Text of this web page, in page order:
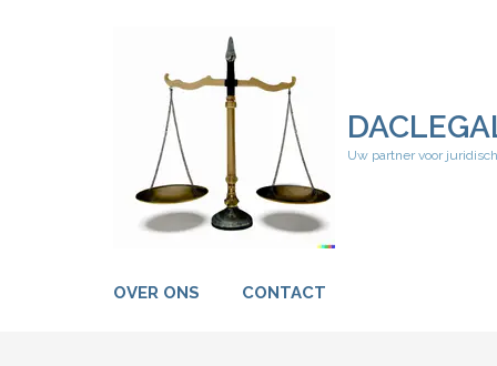
Uw partner voor
OVER ONS CONTACT